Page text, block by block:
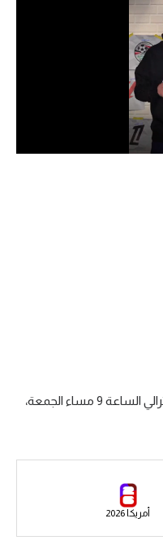
ويلتقي منتخب مصر أمام نظيره الأسترالي الساعة 9 مساء الجمعة،
أمريكا 2026